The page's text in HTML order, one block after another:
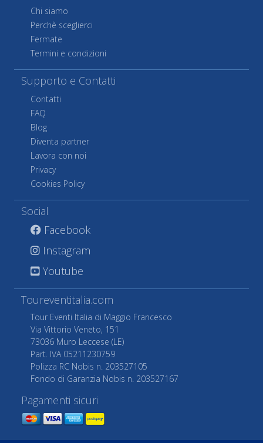
Chi siamo
Perchè sceglierci
Fermate
Termini e condizioni
Supporto e Contatti
Contatti
FAQ
Blog
Diventa partner
Lavora con noi
Privacy
Cookies Policy
Social
Facebook
Instagram
Youtube
Toureventitalia.com
Tour Eventi Italia di Maggio Francesco
Via Vittorio Veneto, 151
73036 Muro Leccese (LE)
Part. IVA 05211230759
Polizza RC Nobis n. 203527105
Fondo di Garanzia Nobis n. 203527167
Pagamenti sicuri